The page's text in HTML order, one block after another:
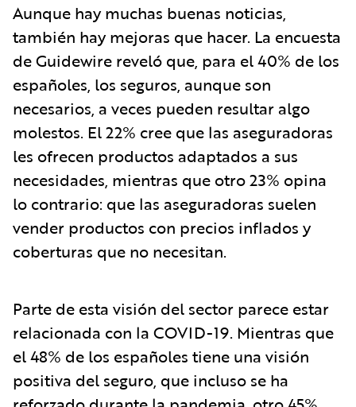
Aunque hay muchas buenas noticias,
también hay mejoras que hacer. La encuesta
de Guidewire reveló que, para el 40% de los
españoles, los seguros, aunque son
necesarios, a veces pueden resultar algo
molestos. El 22% cree que las aseguradoras
les ofrecen productos adaptados a sus
necesidades, mientras que otro 23% opina
lo contrario: que las aseguradoras suelen
vender productos con precios inflados y
coberturas que no necesitan.
Parte de esta visión del sector parece estar
relacionada con la COVID-19. Mientras que
el 48% de los españoles tiene una visión
positiva del seguro, que incluso se ha